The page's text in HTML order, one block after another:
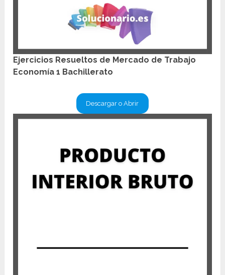
Ejercicios Resueltos de Mercado de Trabajo
Economía 1 Bachillerato
Descargar o Abrir